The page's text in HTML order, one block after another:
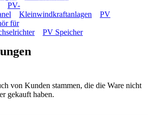
PV-
Kleinwindkraftanlagen
PV
für
PV Speicher
von Kunden stammen, die die Ware nicht
gekauft haben.